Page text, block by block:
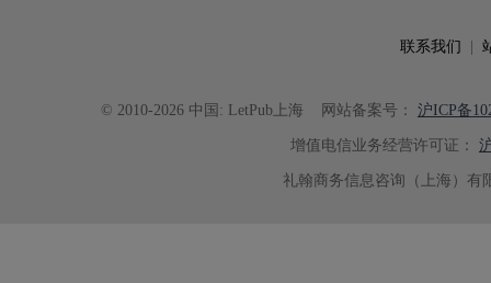
联系我们
© 2010-2026 中国: LetPub上海 网站备案号： 沪ICP备
增值电信业务经营许可证：
礼翰商务信息咨询（上海）